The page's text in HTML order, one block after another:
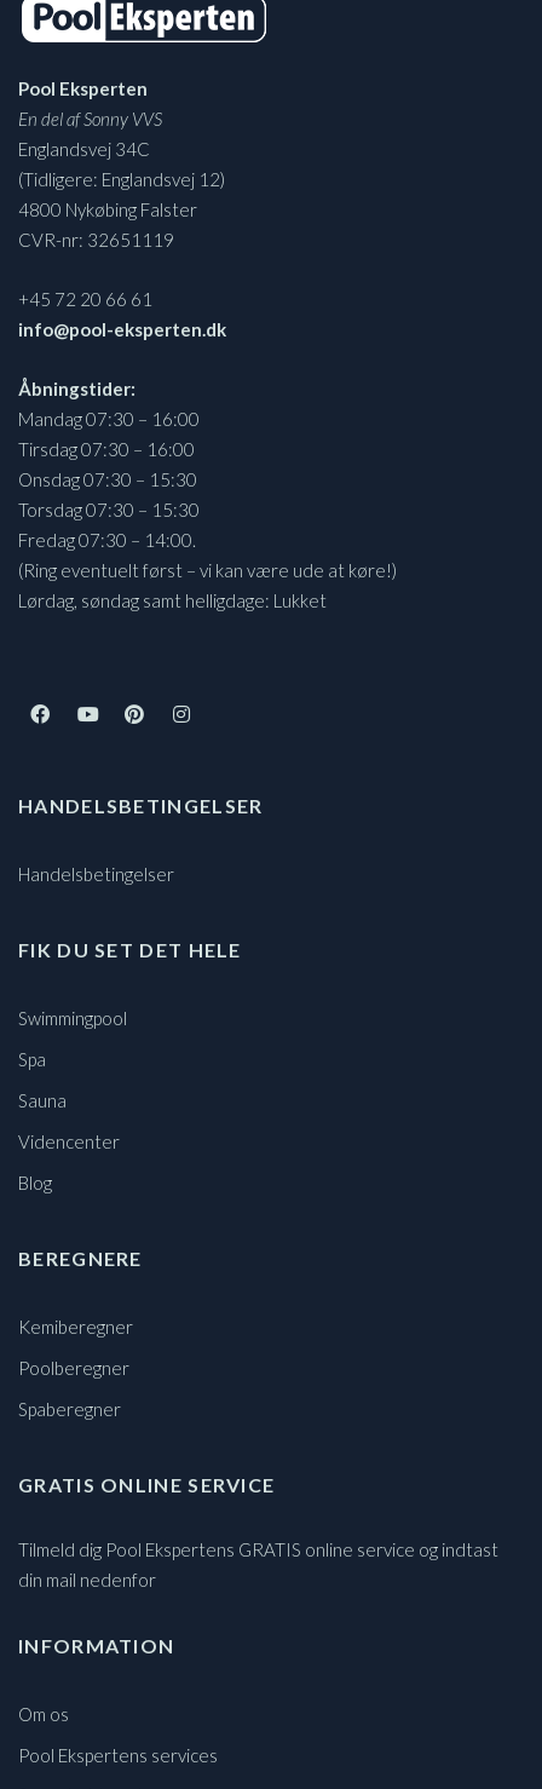
Pool Eksperten
En del af Sonny VVS
Englandsvej 34C
(Tidligere: Englandsvej 12)
4800 Nykøbing Falster
CVR-nr: 32651119
+45 72 20 66 61
info@pool-eksperten.dk
Åbningstider:
Mandag 07:30 – 16:00
Tirsdag 07:30 – 16:00
Onsdag 07:30 – 15:30
Torsdag 07:30 – 15:30
Fredag 07:30 – 14:00.
(Ring eventuelt først – vi kan være ude at køre!)
Lørdag, søndag samt helligdage: Lukket
HANDELSBETINGELSER
Handelsbetingelser
FIK DU SET DET HELE
Swimmingpool
Spa
Sauna
Videncenter
Blog
BEREGNERE
Kemiberegner
Poolberegner
Spaberegner
GRATIS ONLINE SERVICE
Tilmeld dig Pool Ekspertens GRATIS online service og indtast
din mail nedenfor
INFORMATION
Om os
Pool Ekspertens services